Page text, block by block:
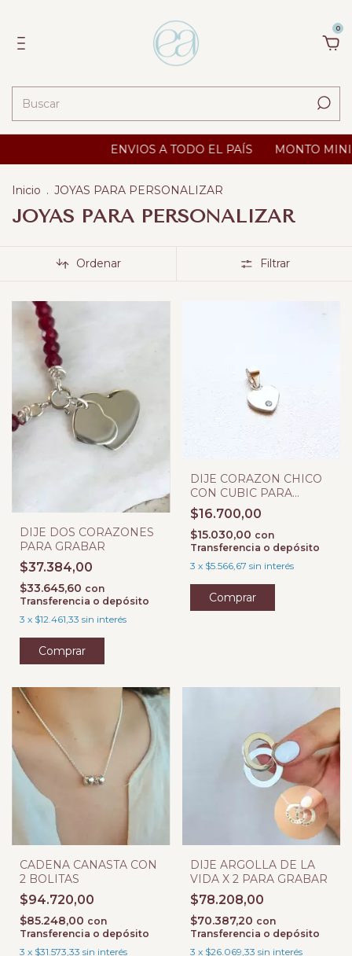
0
ENVIOS A TODO EL PAÍS MONTO MINIMO $ 25000
Inicio . JOYAS PARA PERSONALIZAR
JOYAS PARA PERSONALIZAR
Ordenar Filtrar
DIJE DOS CORAZONES
PARA GRABAR
$37.384,00
$33.645,60 con
Transferencia o depósito
3 x $12.461,33 sin interés
DIJE CORAZON CHICO
CON CUBIC PARA
GRABAR
$16.700,00
$15.030,00 con
Transferencia o depósito
3 x $5.566,67 sin interés
CADENA CANASTA CON
2 BOLITAS
$94.720,00
$85.248,00 con
Transferencia o depósito
3 x $31.573,33 sin interés
DIJE ARGOLLA DE LA
VIDA X 2 PARA GRABAR
$78.208,00
$70.387,20 con
Transferencia o depósito
3 x $26.069,33 sin interés